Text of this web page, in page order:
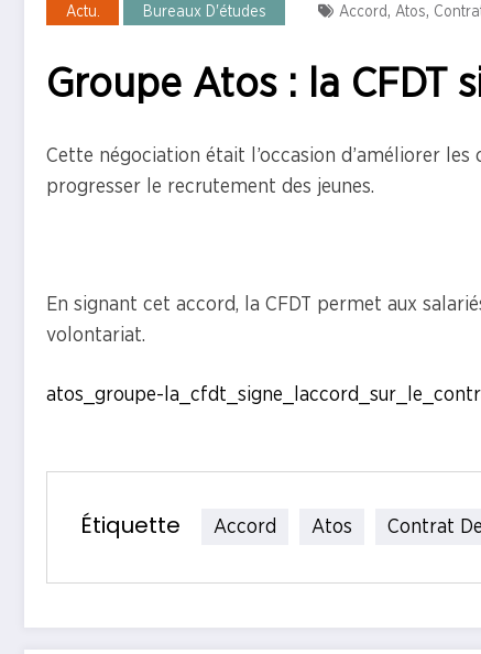
Actu. Bureaux D'études Accord , Atos,
Groupe Atos : la CFDT
Cette négociation était l’occasion d’améliorer
progresser le recrutement des jeunes.
En signant cet accord, la CFDT permet aux
volontariat.
atos_groupe-
Étiquette Accord Atos Contrat